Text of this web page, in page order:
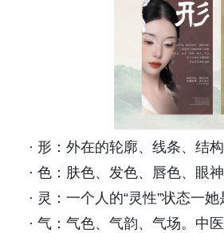
· 形：外在的轮廓、线条、结
· 色：肤色、发色、唇色、眼
· 灵：一个人的“灵性”状态一
· 气：气色、气韵、气场。中